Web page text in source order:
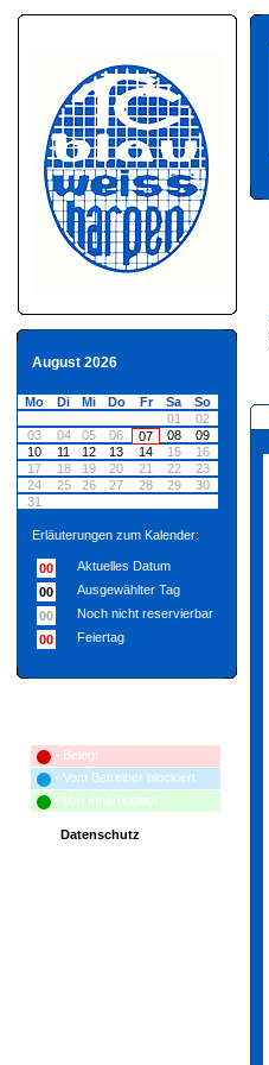
August 2026
Mo Di Mi Do Fr Sa
So
01
02
03
04 05 06 07 08
09
10
11 12 13 14 15
16
17
18 19 20 21 22
23
24
25 26 27 28 29
30
31
Erläuterungen zum Kalender:
00
Aktuelles Datum
00
Ausgewählter Tag
00
Noch nicht reservierbar
00
Feiertag
- Belegt
- Vom Betreiber blockiert
- Von Ihnen belegt
Datenschutz